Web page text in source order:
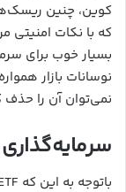
کوین، چنین
که با نکات امنیتی
بسیار خوب برای
نوسانات بازار
نمی‌توان آن را حذف